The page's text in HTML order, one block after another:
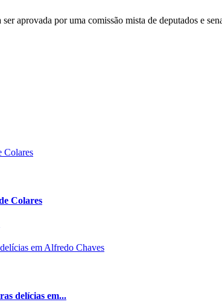
aprovada por uma comissão mista de deputados e
Colares
delícias em...